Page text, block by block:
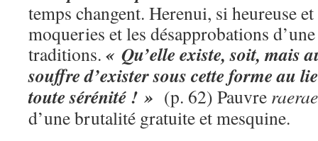
temps changent. Herenui, si heureuse
moqueries et les désapprobations
traditions. « Qu’elle existe, soit, mais
souffre d’exister sous cette forme au
toute sérénité ! » (p. 62) Pauvre raerae
d’une brutalité gratuite et mesquine.